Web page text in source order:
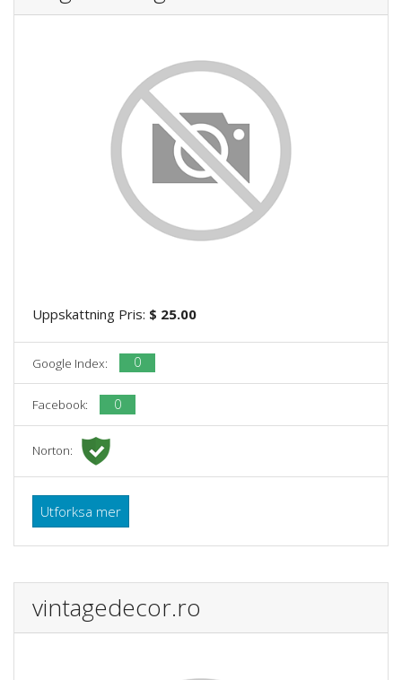
Uppskattning Pris: $ 25.00
Google Index: 0
Facebook: 0
Norton:
Utforksa mer
vintagedecor.ro